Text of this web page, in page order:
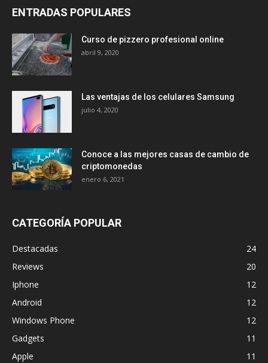
ENTRADAS POPULARES
Curso de pizzero profesional online
abril 9, 2020
Las ventajas de los celulares Samsung
julio 4, 2020
Conoce a las mejores casas de cambio de
criptomonedas
enero 6, 2021
CATEGORÍA POPULAR
Destacadas
24
Reviews
20
Iphone
12
Android
12
Windows Phone
12
Gadgets
11
Apple
11